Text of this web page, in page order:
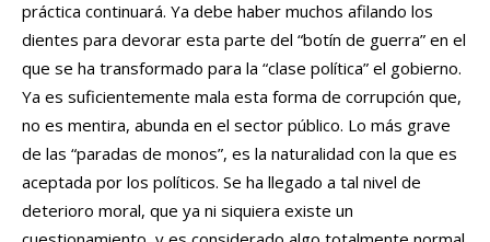
práctica continuará. Ya debe haber muchos afilando los
dientes para devorar esta parte del “botín de guerra” en el
que se ha transformado para la “clase política” el gobierno.
Ya es suficientemente mala esta forma de corrupción que,
no es mentira, abunda en el sector público. Lo más grave
de las “paradas de monos”, es la naturalidad con la que es
aceptada por los políticos. Se ha llegado a tal nivel de
deterioro moral, que ya ni siquiera existe un